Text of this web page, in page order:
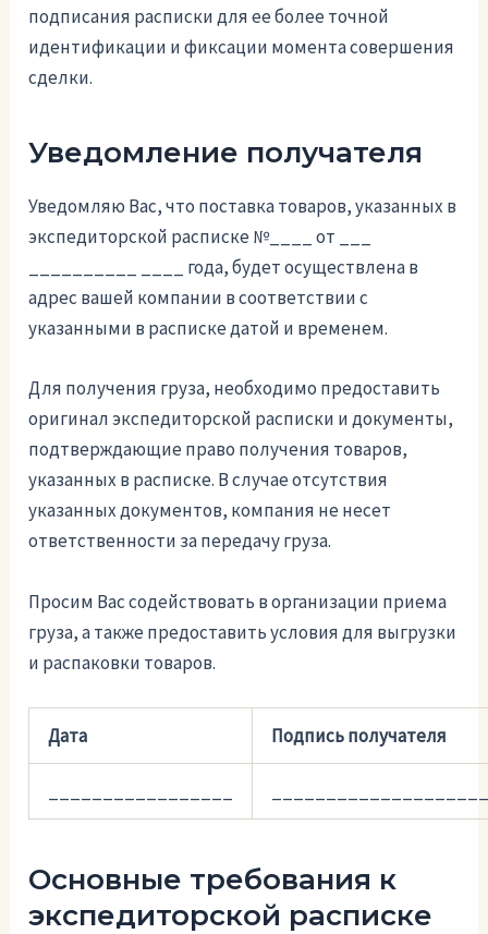
подписания расписки для ее более точной
идентификации и фиксации момента совершения
сделки.
Уведомление получателя
Уведомляю Вас, что поставка товаров, указанных в
экспедиторской расписке №____ от ___
__________ ____ года, будет осуществлена в
адрес вашей компании в соответствии с
указанными в расписке датой и временем.
Для получения груза, необходимо предоставить
оригинал экспедиторской расписки и документы,
подтверждающие право получения товаров,
указанных в расписке. В случае отсутствия
указанных документов, компания не несет
ответственности за передачу груза.
Просим Вас содействовать в организации приема
груза, а также предоставить условия для выгрузки
и распаковки товаров.
Дата Подпись получателя
Основные требования к
экспедиторской расписке